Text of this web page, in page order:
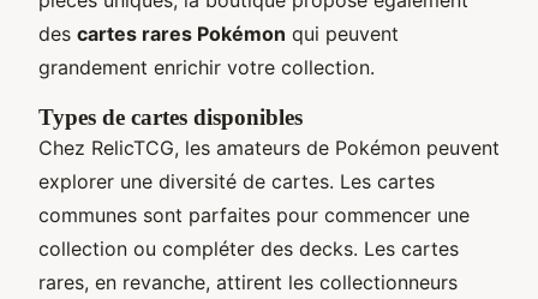
des cartes rares Pokémon qui peuvent
grandement enrichir votre collection.
Types de cartes disponibles
Chez RelicTCG, les amateurs de Pokémon peuvent
explorer une diversité de cartes. Les cartes
communes sont parfaites pour commencer une
collection ou compléter des decks. Les cartes
rares, en revanche, attirent les collectionneurs